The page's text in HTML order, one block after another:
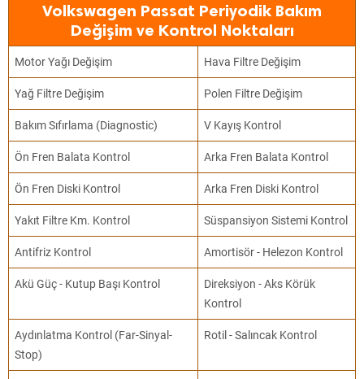
Volkswagen Passat Periyodik Bakım
Değişim ve Kontrol Noktaları
Motor Yağı Değişim Hava Filtre Değişim
Yağ Filtre Değişim Polen Filtre Değişim
Bakım Sıfırlama (Diagnostic) V Kayış Kontrol
Ön Fren Balata Kontrol Arka Fren Balata Kontrol
Ön Fren Diski Kontrol Arka Fren Diski Kontrol
Yakıt Filtre Km. Kontrol Süspansiyon Sistemi Kontrol
Antifriz Kontrol Amortisör - Helezon Kontrol
Akü Güç - Kutup Başı Kontrol
Direksiyon - Aks Körük
Kontrol
Aydınlatma Kontrol (Far-Sinyal-
Stop)
Rotil - Salıncak Kontrol